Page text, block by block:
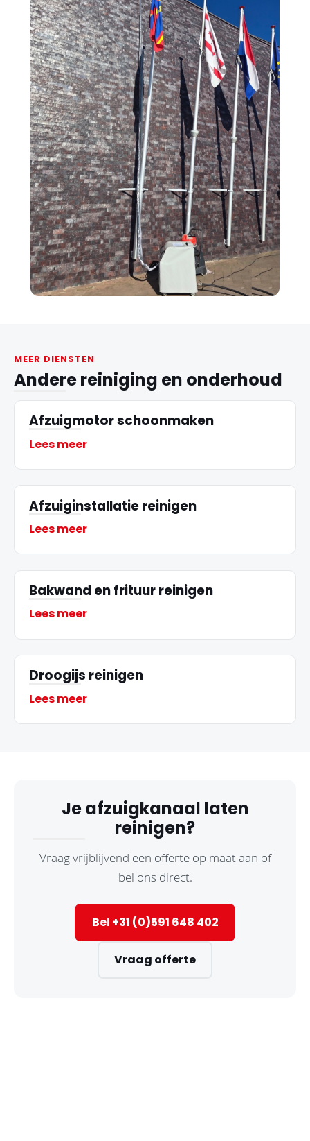
MEER DIENSTEN
Andere reiniging en onderhoud
Afzuigmotor schoonmaken
Lees meer
Afzuiginstallatie reinigen
Lees meer
Bakwand en frituur reinigen
Lees meer
Droogijs reinigen
Lees meer
Je afzuigkanaal laten
reinigen?
Vraag vrijblijvend een offerte op maat aan of
bel ons direct.
Bel +31 (0)591 648 402
Vraag offerte